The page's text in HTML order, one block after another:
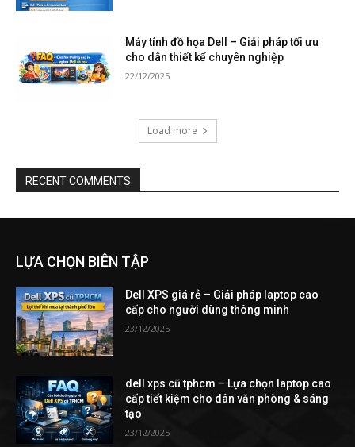
Máy tính đồ họa Dell – Giải pháp tối ưu
cho dân thiết kế chuyên nghiệp
22/12/2025
Load more
RECENT COMMENTS
LỰA CHỌN BIÊN TẬP
Dell XPS giá rẻ – Giải pháp laptop cao
cấp cho người dùng thông minh
23/12/2025
dell xps cũ tphcm – Lựa chọn laptop cao
cấp tiết kiệm cho dân văn phòng & sáng
tạo
23/12/2025